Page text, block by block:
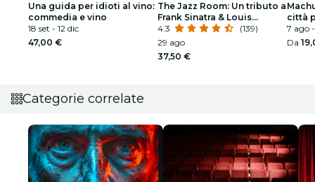
Una guida per idioti al vino:
commedia e vino
18 set - 12 dic
47,00 €
The Jazz Room: Un tributo a
Frank Sinatra & Louis
Armstrong
4.3
(139)
29 ago
37,50 €
città
7 ago
Da
Categorie correlate